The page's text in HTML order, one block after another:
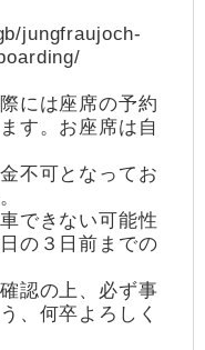
jungfraujoch-
には座席の予約
す。お座席は自
不可となってお
できない可能性
の３日前までの
認の上、必ず事
、何卒よろしく